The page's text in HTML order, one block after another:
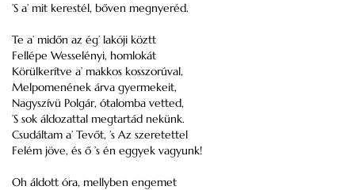
’S a’ mit kerestél, bőven megnyeréd.
Te a’ midőn az ég’ lakóji köztt
Fellépe Wesselényi, homlokát
Körülkerítve a’ makkos kosszorúval,
Melpomenének árva gyermekeit,
Nagyszívü Polgár, ótalomba vetted,
’S sok áldozattal megtartád nekünk.
Csudáltam a’ Tevőt, ’s Az szeretettel
Felém jöve, és ő ’s én eggyek vagyunk!
Oh áldott óra, mellyben engemet